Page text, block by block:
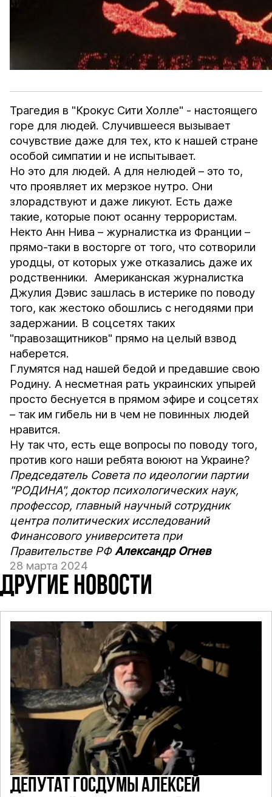
Трагедия в "Крокус Сити Холле" - настоящего
горе для людей. Случившееся вызывает
сочувствие даже для тех, кто к нашей стране
особой симпатии и не испытывает.
Но это для людей. А для нелюдей – это то,
что проявляет их мерзкое нутро. Они
злорадствуют и даже ликуют. Есть даже
такие, которые поют осанну террористам.
Некто Анн Нива – журналистка из Франции –
прямо-таки в восторге от того, что сотворили
уродцы, от которых уже отказались даже их
родственники. Американская журналистка
Джулия Дэвис зашлась в истерике по поводу
того, как жестоко обошлись с негодяями при
задержании. В соцсетях таких
"правозащитников" прямо на целый взвод
наберется.
Глумятся над нашей бедой и предавшие свою
Родину. А несметная рать украинских упырей
просто беснуется в прямом эфире и соцсетях
– так им гибель ни в чем не повинных людей
нравится.
Ну так что, есть еще вопросы по поводу того,
против кого наши ребята воюют на Украине?
Председатель Совета по идеологии партии
"РОДИНА", доктор психологических наук,
профессор, главный научный сотрудник
центра политических исследований
Финансового университета при
Правительстве РФ Александр Огнев
28 марта 2024
ДРУГИЕ НОВОСТИ
ДЕПУТАТ ГОСДУМЫ АЛЕКСЕЙ